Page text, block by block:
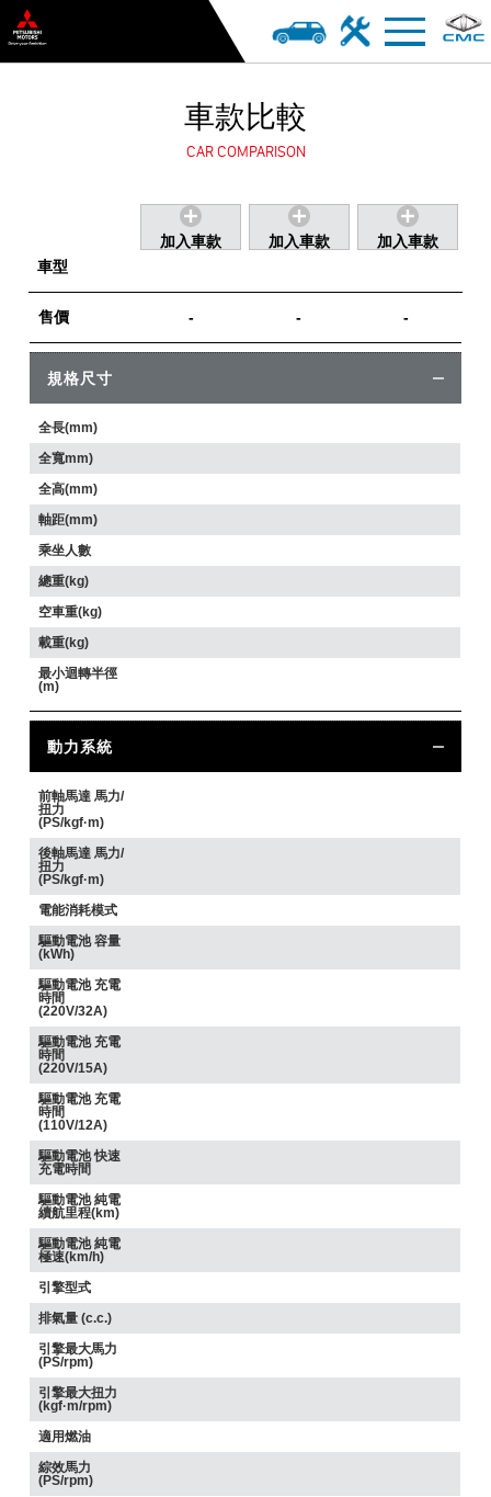
車款比較
CAR COMPARISON
加入車款 加入車款
加入車款
車型
售價 - - -
規格尺寸
全長(mm)
全寬mm)
全高(mm)
軸距(mm)
乘坐人數
總重(kg)
空車重(kg)
載重(kg)
最小迴轉半徑
(m)
動力系統
前軸馬達 馬力/
扭力
(PS/kgf·m)
後軸馬達 馬力/
扭力
(PS/kgf·m)
電能消耗模式
驅動電池 容量
(kWh)
驅動電池 充電
時間
(220V/32A)
驅動電池 充電
時間
(220V/15A)
驅動電池 充電
時間
(110V/12A)
驅動電池 快速
充電時間
驅動電池 純電
續航里程(km)
驅動電池 純電
極速(km/h)
引擎型式
排氣量 (c.c.)
引擎最大馬力
(PS/rpm)
引擎最大扭力
(kgf·m/rpm)
適用燃油
綜效馬力
(PS/rpm)